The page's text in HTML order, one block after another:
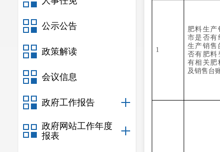
公示公告
政策解读
会议信息
政府工作报告
政府网站工作年度
报表
1
肥料生产
市是否有
生产销售
否有肥料
有相关肥
及销售 台